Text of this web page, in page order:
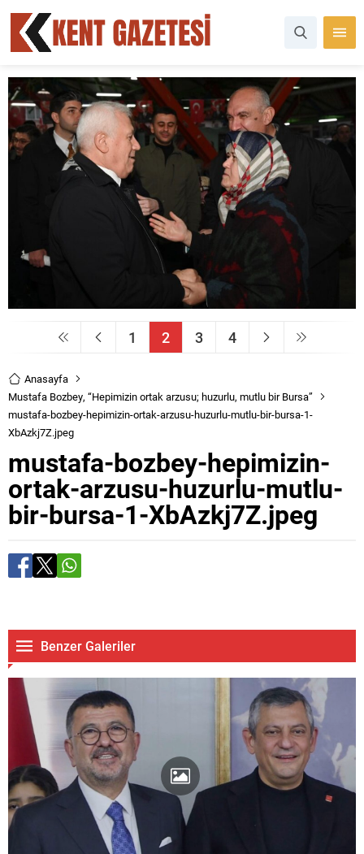
1 2 3 4
Anasayfa
Mustafa Bozbey, “Hepimizin ortak arzusu; huzurlu, mutlu bir Bursa”
mustafa-bozbey-hepimizin-ortak-arzusu-huzurlu-mutlu-bir-bursa-1-
XbAzkj7Z.jpeg
mustafa-bozbey-hepimizin-
ortak-arzusu-huzurlu-mutlu-
bir-bursa-1-XbAzkj7Z.jpeg
Benzer Galeriler